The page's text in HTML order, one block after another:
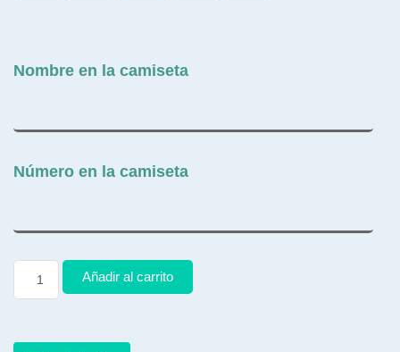
Nombre en la camiseta
Número en la camiseta
Añadir al carrito